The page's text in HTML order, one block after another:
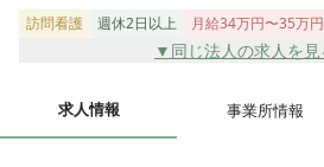
訪問看護 週休2日以上 月給34万円〜35万円
▼同じ法人の求人を見
求人情報 事業所情報